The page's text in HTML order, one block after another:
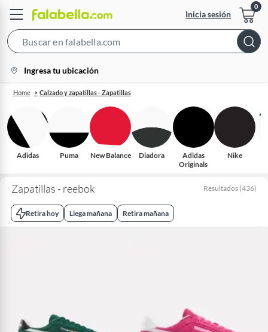
Inicia sesión
Bar
location-
icon
Ingresa tu ubicación
Home Calzado y zapatillas - Zapatillas
Adidas Puma New Balance Diadora
Adidas
Originals
Nike
Zapatillas - reebok Resultados (436)
Retira hoy Llega mañana Retira mañana